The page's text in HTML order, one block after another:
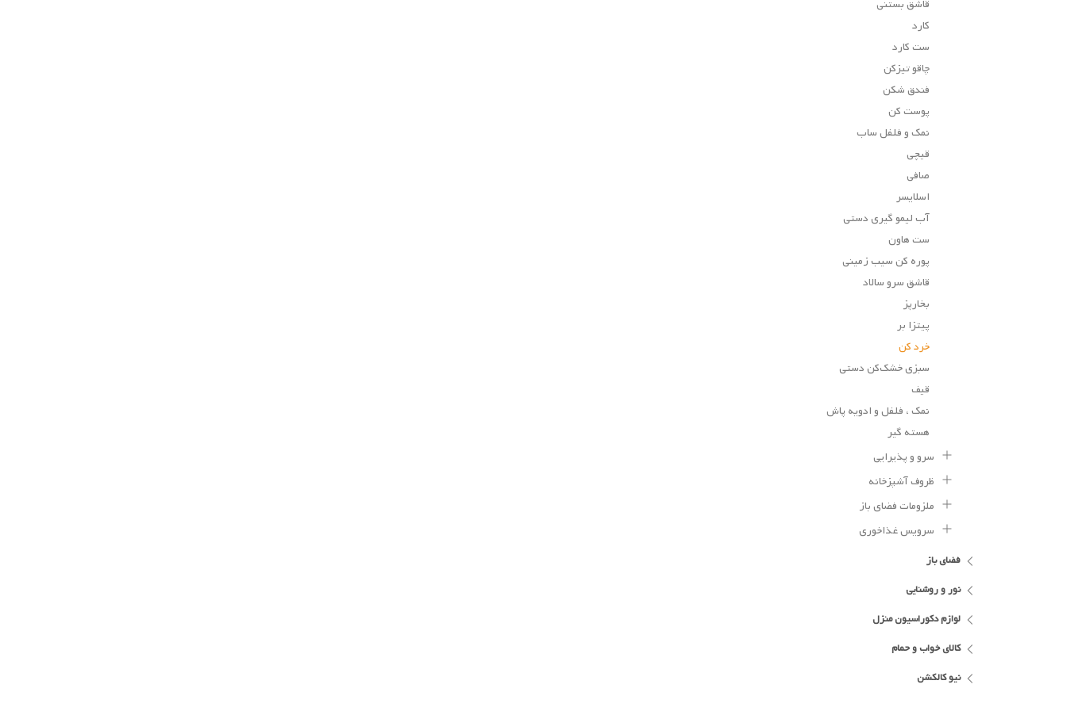
قاشق بستنی
کارد
ست کارد
چاقو تیزکن
فندق شکن
پوست کن
نمک و فلفل ساب
قیچی
صافی
اسلایسر
آب لیمو گیری دستی
ست هاون
پوره کن سیب زمینی
قاشق سرو سالاد
بخارپز
پیتزا بر
خرد کن
سبزی خشک‌کن دستی
قیف
نمک ، فلفل و ادویه پاش
هسته گیر
سرو و پذیرایی
ظروف آشپزخانه
ملزومات فضای باز
سرویس غذاخوری
فضای باز
نور و روشنایی
لوازم دکوراسیون منزل
کالای خواب و حمام
نیو کالکشن